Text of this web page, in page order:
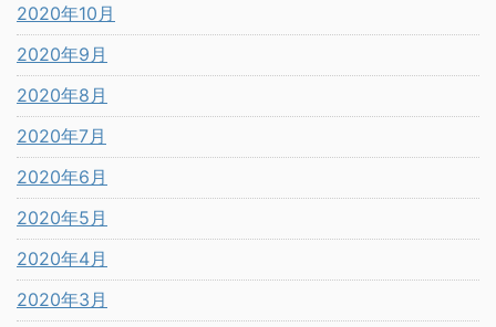
2020年10月
2020年9月
2020年8月
2020年7月
2020年6月
2020年5月
2020年4月
2020年3月